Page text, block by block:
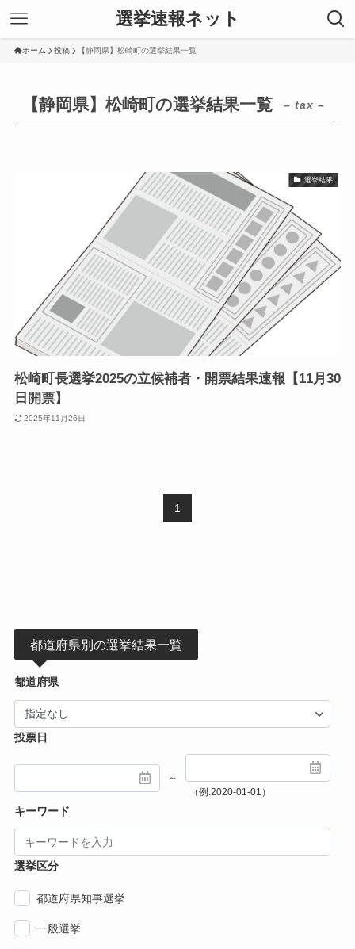
選挙速報ネット
ホーム 投稿 【静岡県】松崎町の選挙結果一覧
【静岡県】松崎町の選挙結果一覧 – tax –
選挙結果
松崎町長選挙2025の立候補者・開票結果速報【11月30
日開票】
2025年11月26日
1
都道府県別の選挙結果一覧
都道府県
投票日
～
（例:2020-01-01）
キーワード
選挙区分
都道府県知事選挙
一般選挙